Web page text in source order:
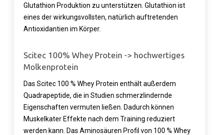
Glutathion Produktion zu unterstützen. Glutathion ist
eines der wirkungsvollsten, natürlich auftretenden
Antioxidantien im Körper.
Scitec 100% Whey Protein -> hochwertiges
Molkenprotein
Das Scitec 100 % Whey Protein enthält außerdem
Quadrapeptide, die in Studien schmerzlindernde
Eigenschaften vermuten ließen. Dadurch können
Muskelkater Effekte nach dem Training reduziert
werden kann. Das Aminosäuren Profil von 100 % Whey